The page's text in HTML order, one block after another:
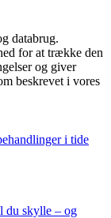
databrug.
for at trække den
og giver
beskrevet i vores
i tide
du skylle – og